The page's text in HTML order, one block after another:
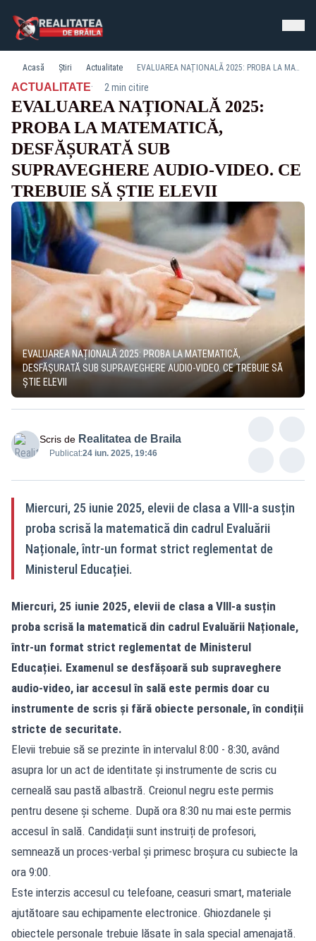
Acasă Știri Actualitate EVALUAREA NAȚIONALĂ 2025: PROBA LA MATEMATICĂ, DESFĂȘURATĂ SUB SUPRAVEGHERE AUDIO-VIDEO. CE TREBUIE SĂ ȘTIE ELEVII
ACTUALITATE· 2 min citire
EVALUAREA NAȚIONALĂ 2025:
PROBA LA MATEMATICĂ,
DESFĂȘURATĂ SUB
SUPRAVEGHERE AUDIO-VIDEO. CE
TREBUIE SĂ ȘTIE ELEVII
EVALUAREA NAȚIONALĂ 2025: PROBA LA MATEMATICĂ,
DESFĂȘURATĂ SUB SUPRAVEGHERE AUDIO-VIDEO. CE TREBUIE SĂ
ȘTIE ELEVII
Scris de Realitatea de Braila
Publicat:24 iun. 2025, 19:46
Miercuri, 25 iunie 2025, elevii de clasa a VIII-a susțin
proba scrisă la matematică din cadrul Evaluării
Naționale, într-un format strict reglementat de
Ministerul Educației.
Miercuri, 25 iunie 2025, elevii de clasa a VIII-a susțin
proba scrisă la matematică din cadrul Evaluării Naționale,
într-un format strict reglementat de Ministerul
Educației. Examenul se desfășoară sub supraveghere
audio-video, iar accesul în sală este permis doar cu
instrumente de scris și fără obiecte personale, în condiții
stricte de securitate.
Elevii trebuie să se prezinte în intervalul 8:00 - 8:30, având
asupra lor un act de identitate și instrumente de scris cu
cerneală sau pastă albastră. Creionul negru este permis
pentru desene și scheme. După ora 8:30 nu mai este permis
accesul în sală. Candidații sunt instruiți de profesori,
semnează un proces-verbal și primesc broșura cu subiecte la
ora 9:00.
Este interzis accesul cu telefoane, ceasuri smart, materiale
ajutătoare sau echipamente electronice. Ghiozdanele și
obiectele personale trebuie lăsate în sala special amenajată.